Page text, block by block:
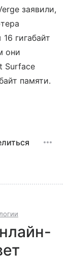
заявили,
гигабайт
они
Surface
памяти.